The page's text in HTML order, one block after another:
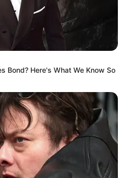
Bond? Here's What We Know So